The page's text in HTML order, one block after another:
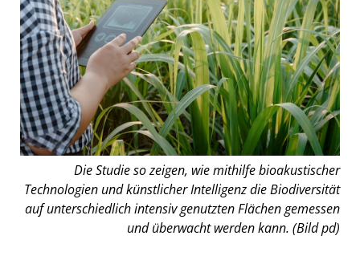
Die Studie so zeigen, wie mithilfe bioakustischer
Technologien und künstlicher Intelligenz die Biodiversität
auf unterschiedlich intensiv genutzten Flächen gemessen
und überwacht werden kann. (Bild pd)